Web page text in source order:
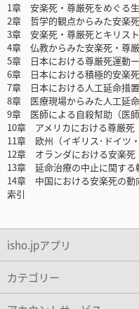
1章 安楽死・尊厳死をめぐる
2章 哲学的観点からみた安楽死
3章 安楽死・尊厳死とキリス
4章 仏教からみた安楽死・尊
5章 日本における尊厳死運動
6章 日本における積極的安楽死
7章 日本における人工延命措置
8章 医療現場からみた人工延命
9章 医師による自殺幇助（医師
10章 アメリカにおける尊厳死
11章 欧州（イギリス･ドイツ
12章 オランダにおける安楽
13章 延命治療の中止に関する
14章 中国における安楽死の動
索引
isho.jpアプリ
カテゴリー